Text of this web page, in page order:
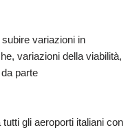
variazioni in
variazioni della viabilità,
parte
gli aeroporti italiani con